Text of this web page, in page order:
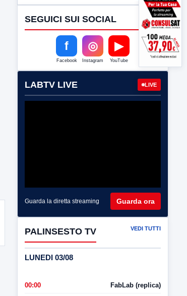
SEGUICI SUI SOCIAL
f
Facebook
◎
Instagram
▶
YouTube
LABTV LIVE LIVE
Guarda la diretta streaming Guarda ora
PALINSESTO TV VEDI TUTTI
LUNEDI 03/08
00:00 FabLab (replica)